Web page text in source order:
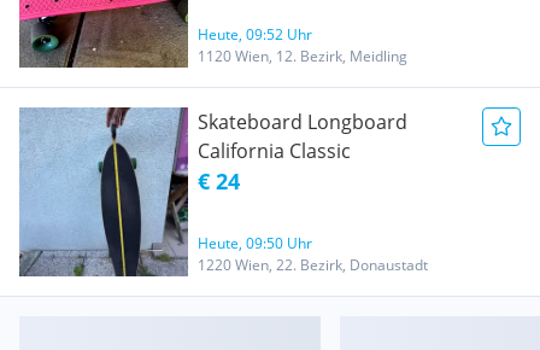
Heute, 09:52 Uhr
1120 Wien, 12. Bezirk, Meidling
Skateboard Longboard
California Classic
€ 24
Heute, 09:50 Uhr
1220 Wien, 22. Bezirk, Donaustadt